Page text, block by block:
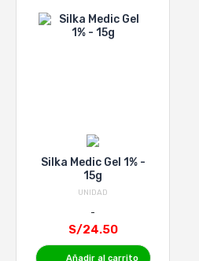
Silka Medic Gel 1% -
15g
UNIDAD
S/24.50
Añadir al carrito